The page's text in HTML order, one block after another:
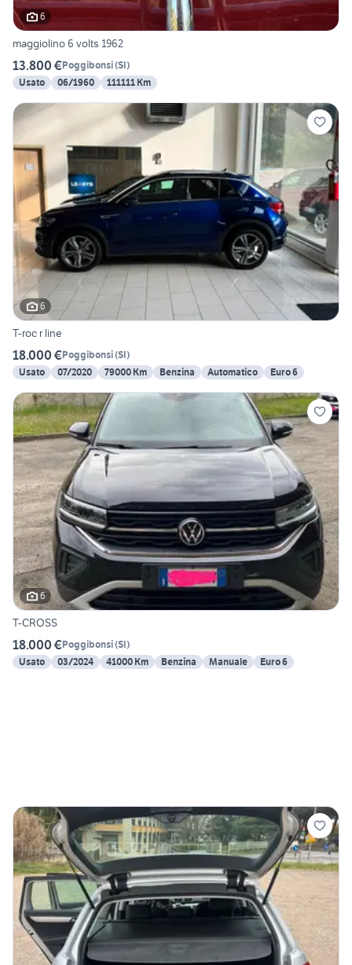
6
maggiolino 6 volts 1962
13.800 €Poggibonsi(SI)
Usato
06/1960 111111 Km
6
T-roc r line
18.000 €Poggibonsi(SI)
Usato
07/2020 79000 Km Benzina Automatico Euro 6
6
T-CROSS
18.000 €Poggibonsi(SI)
Usato
03/2024 41000 Km Benzina Manuale Euro 6